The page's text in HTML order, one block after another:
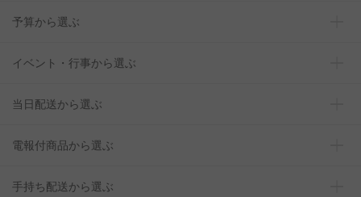
予算から選ぶ
イベント・行事から選ぶ
当日配送から選ぶ
電報付商品から選ぶ
手持ち配送から選ぶ